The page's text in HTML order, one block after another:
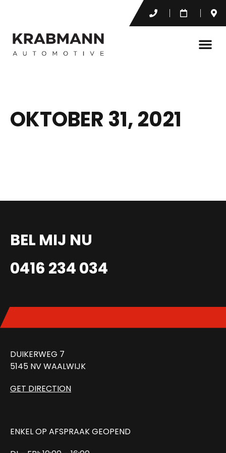
OKTOBER 31, 2021
BEL MIJ NU
0416 234 034
DUIKERWEG 7
5145 NV WAALWIJK
GET DIRECTION
ENKEL OP AFSPRAAK GEOPEND